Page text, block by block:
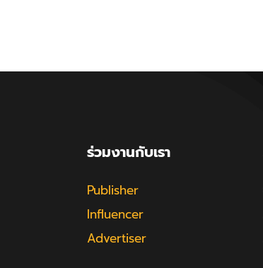
ร่วมงานกับเรา
Publisher
Influencer
Advertiser